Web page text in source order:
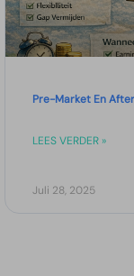
Pre-Market En
LEES VERDER »
Juli 28, 2025